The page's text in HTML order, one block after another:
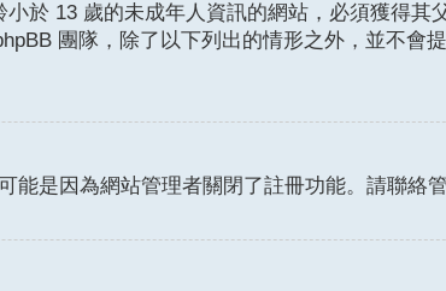
於 13 歲的未成年人資訊的網站，必須獲得其
團隊，除了以下列出的情形之外，並不會
是因為網站管理者關閉了註冊功能。請聯絡管